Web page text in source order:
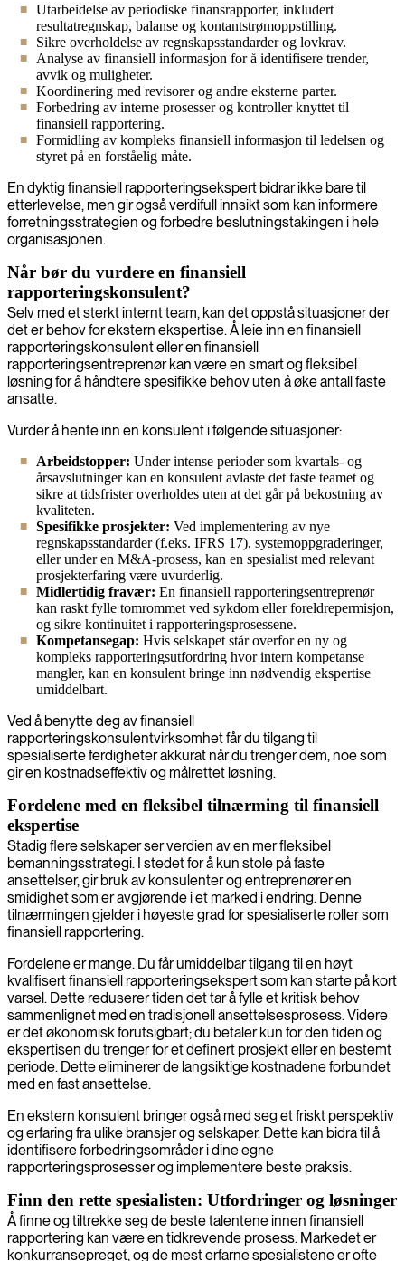
Utarbeidelse av periodiske finansrapporter, inkludert
resultatregnskap, balanse og kontantstrømoppstilling.
Sikre overholdelse av regnskapsstandarder og lovkrav.
Analyse av finansiell informasjon for å identifisere trender,
avvik og muligheter.
Koordinering med revisorer og andre eksterne parter.
Forbedring av interne prosesser og kontroller knyttet til
finansiell rapportering.
Formidling av kompleks finansiell informasjon til ledelsen og
styret på en forståelig måte.
En dyktig finansiell rapporteringsekspert bidrar ikke bare til
etterlevelse, men gir også verdifull innsikt som kan informere
forretningsstrategien og forbedre beslutningstakingen i hele
organisasjonen.
Når bør du vurdere en finansiell
rapporteringskonsulent?
Selv med et sterkt internt team, kan det oppstå situasjoner der
det er behov for ekstern ekspertise. Å leie inn en finansiell
rapporteringskonsulent eller en finansiell
rapporteringsentreprenør kan være en smart og fleksibel
løsning for å håndtere spesifikke behov uten å øke antall faste
ansatte.
Vurder å hente inn en konsulent i følgende situasjoner:
Arbeidstopper: Under intense perioder som kvartals- og
årsavslutninger kan en konsulent avlaste det faste teamet og
sikre at tidsfrister overholdes uten at det går på bekostning av
kvaliteten.
Spesifikke prosjekter: Ved implementering av nye
regnskapsstandarder (f.eks. IFRS 17), systemoppgraderinger,
eller under en M&A-prosess, kan en spesialist med relevant
prosjekterfaring være uvurderlig.
Midlertidig fravær: En finansiell rapporteringsentreprenør
kan raskt fylle tomrommet ved sykdom eller foreldrepermisjon,
og sikre kontinuitet i rapporteringsprosessene.
Kompetansegap: Hvis selskapet står overfor en ny og
kompleks rapporteringsutfordring hvor intern kompetanse
mangler, kan en konsulent bringe inn nødvendig ekspertise
umiddelbart.
Ved å benytte deg av finansiell
rapporteringskonsulentvirksomhet får du tilgang til
spesialiserte ferdigheter akkurat når du trenger dem, noe som
gir en kostnadseffektiv og målrettet løsning.
Fordelene med en fleksibel tilnærming til finansiell
ekspertise
Stadig flere selskaper ser verdien av en mer fleksibel
bemanningsstrategi. I stedet for å kun stole på faste
ansettelser, gir bruk av konsulenter og entreprenører en
smidighet som er avgjørende i et marked i endring. Denne
tilnærmingen gjelder i høyeste grad for spesialiserte roller som
finansiell rapportering.
Fordelene er mange. Du får umiddelbar tilgang til en høyt
kvalifisert finansiell rapporteringsekspert som kan starte på kort
varsel. Dette reduserer tiden det tar å fylle et kritisk behov
sammenlignet med en tradisjonell ansettelsesprosess. Videre
er det økonomisk forutsigbart; du betaler kun for den tiden og
ekspertisen du trenger for et definert prosjekt eller en bestemt
periode. Dette eliminerer de langsiktige kostnadene forbundet
med en fast ansettelse.
En ekstern konsulent bringer også med seg et friskt perspektiv
og erfaring fra ulike bransjer og selskaper. Dette kan bidra til å
identifisere forbedringsområder i dine egne
rapporteringsprosesser og implementere beste praksis.
Finn den rette spesialisten: Utfordringer og løsninger
Å finne og tiltrekke seg de beste talentene innen finansiell
rapportering kan være en tidkrevende prosess. Markedet er
konkurransepreget, og de mest erfarne spesialistene er ofte